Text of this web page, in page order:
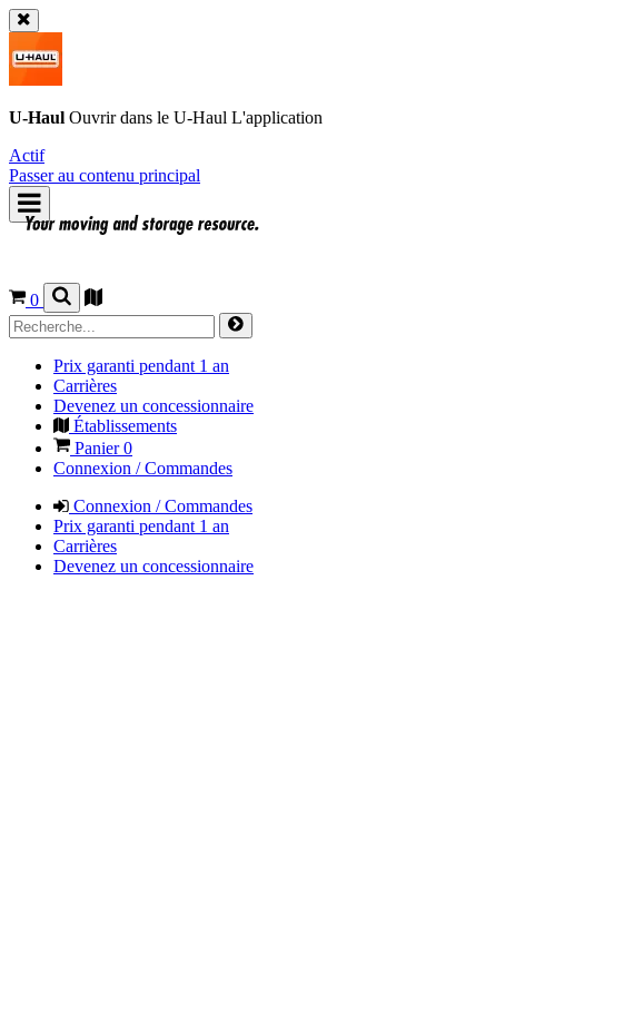
U-Haul Ouvrir dans le U-Haul L'application
Actif
Passer au contenu principal
0
Prix garanti pendant 1 an
Carrières
Devenez un concessionnaire
Établissements
Panier0
Connexion / Commandes
Connexion / Commandes
Prix garanti pendant 1 an
Carrières
Devenez un concessionnaire